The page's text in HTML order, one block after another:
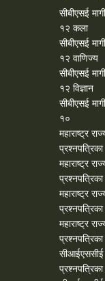
सीबीएसई
१२ कला
सीबीएसई
१२ वाणिज्य
सीबीएसई
१२ विज्ञान
सीबीएसई
१०
महाराष्ट्र
महाराष्ट्र
महाराष्ट्र
प्रश्‍नपत्रिका
महाराष्ट्र
सीआईएससीई /